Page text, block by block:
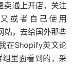
卖通上开店，关注
或者自己使用
站，去给国外那些
在Shopify英文论
里面看到的，采